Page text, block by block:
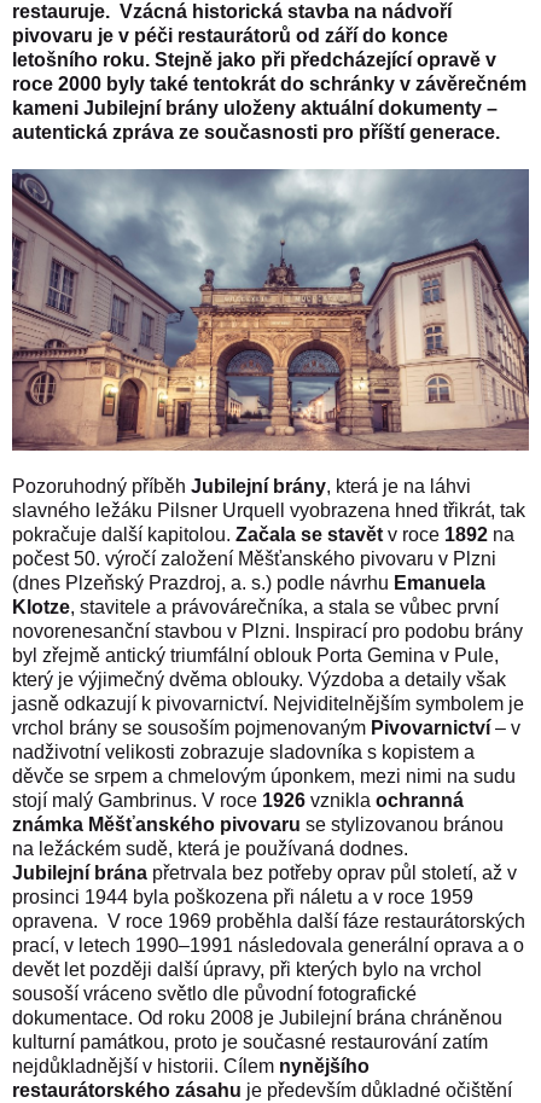
restauruje. Vzácná historická stavba na nádvoří
pivovaru je v péči restaurátorů od září do konce
letošního roku. Stejně jako při předcházející opravě v
roce 2000 byly také tentokrát do schránky v závěrečném
kameni Jubilejní brány uloženy aktuální dokumenty –
autentická zpráva ze současnosti pro příští generace.
Pozoruhodný příběh Jubilejní brány, která je na láhvi
slavného ležáku Pilsner Urquell vyobrazena hned třikrát, tak
pokračuje další kapitolou. Začala se stavět v roce 1892 na
počest 50. výročí založení Měšťanského pivovaru v Plzni
(dnes Plzeňský Prazdroj, a. s.) podle návrhu Emanuela
Klotze, stavitele a právovárečníka, a stala se vůbec první
novorenesanční stavbou v Plzni. Inspirací pro podobu brány
byl zřejmě antický triumfální oblouk Porta Gemina v Pule,
který je výjimečný dvěma oblouky. Výzdoba a detaily však
jasně odkazují k pivovarnictví. Nejviditelnějším symbolem je
vrchol brány se sousoším pojmenovaným Pivovarnictví – v
nadživotní velikosti zobrazuje sladovníka s kopistem a
děvče se srpem a chmelovým úponkem, mezi nimi na sudu
stojí malý Gambrinus. V roce 1926 vznikla ochranná
známka Měšťanského pivovaru se stylizovanou bránou
na ležáckém sudě, která je používaná dodnes.
Jubilejní brána přetrvala bez potřeby oprav půl století, až v
prosinci 1944 byla poškozena při náletu a v roce 1959
opravena. V roce 1969 proběhla další fáze restaurátorských
prací, v letech 1990–1991 následovala generální oprava a o
devět let později další úpravy, při kterých bylo na vrchol
sousoší vráceno světlo dle původní fotografické
dokumentace. Od roku 2008 je Jubilejní brána chráněnou
kulturní památkou, proto je současné restaurování zatím
nejdůkladnější v historii. Cílem nynějšího
restaurátorského zásahu je především důkladné očištění